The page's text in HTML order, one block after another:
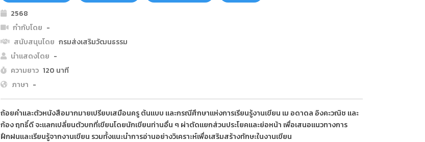
2568
กำกับโดย -
สนับสนุนโดย กรมส่งเสริมวัฒนธรรม
นำแสดงโดย -
ความยาว 120 นาที
ภาษา -
ถ้อยคำและตัวหนังสือมากมายเปรียบเสมือนครู ต้นแบบ และกรณีศึกษาแห่งการเรียนรู้งานเขียน เม อดาดล อิงคะวณิช และ
ก้อง ฤทธิ์ดี จะแลกเปลี่ยนตัวบทที่เขียนโดยนักเขียนท่านอื่น ๆ ผ่าตัดแยกส่วนประโยคและย่อหน้า เพื่อเสนอแนวทางการ
ฝึกฝนและเรียนรู้จากงานเขียน รวมทั้งแนะนำการอ่านอย่างวิเคราะห์เพื่อเสริมสร้างทักษะในงานเขียน